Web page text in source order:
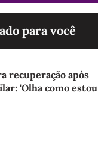
para você
recuperação após
'Olha como estou